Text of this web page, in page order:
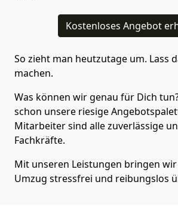
Kostenloses Angebot
So zieht man heutzutage um. Lass
machen.
Was können wir genau für Dich
schon unsere riesige
Mitarbeiter sind alle zuverlässige
Fachkräfte.
Mit unseren Leistungen bringen
Umzug stressfrei und reibungslos